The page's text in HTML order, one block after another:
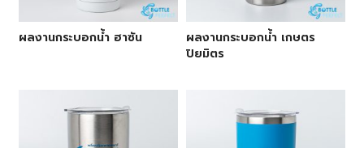
ผลงานกระบอกน้ำ ฮาซัน
ผลงานกระบอกน้ำ เกษตร
ปิยมิตร